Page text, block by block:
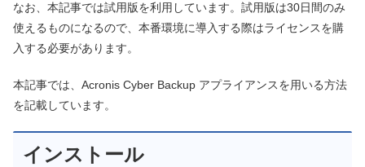
なお、本記事では試用版を利用しています。試用版は30日間のみ
使えるものになるので、本番環境に導入する際はライセンスを購
入する必要があります。
本記事では、Acronis Cyber Backup アプライアンスを用いる方法
を記載しています。
インストール